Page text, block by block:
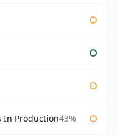
In Production43%